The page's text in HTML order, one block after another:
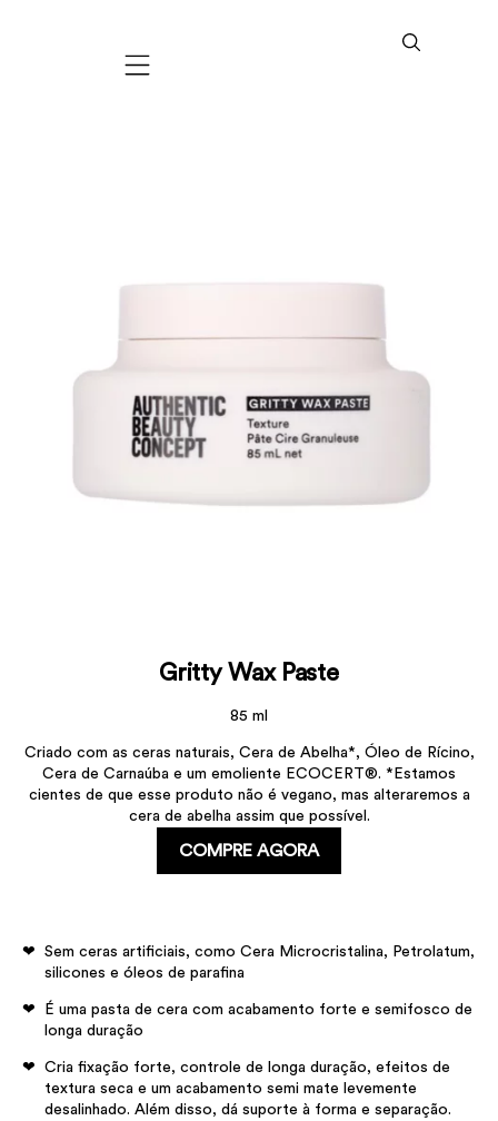
Mobile navigation
Gritty Wax Paste
85 ml
Criado com as ceras naturais, Cera de Abelha*, Óleo de Rícino,
Cera de Carnaúba e um emoliente ECOCERT®. *Estamos
cientes de que esse produto não é vegano, mas alteraremos a
cera de abelha assim que possível.
COMPRE AGORA
Sem ceras artificiais, como Cera Microcristalina, Petrolatum,
silicones e óleos de parafina
É uma pasta de cera com acabamento forte e semifosco de
longa duração
Cria fixação forte, controle de longa duração, efeitos de
textura seca e um acabamento semi mate levemente
desalinhado. Além disso, dá suporte à forma e separação.